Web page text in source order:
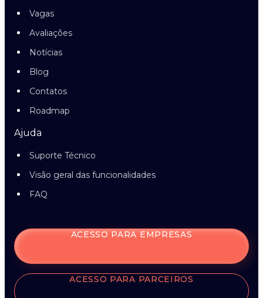
Vagas
Avaliações
Notícias
Blog
Contatos
Roadmap
Ajuda
Suporte Técnico
Visão geral das funcionalidades
FAQ
ACESSO PARA EMPRESAS
ACESSO PARA PARCEIROS